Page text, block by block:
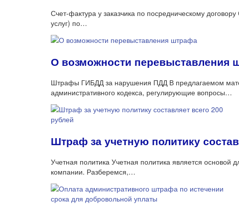
Счет-фактура у заказчика по посредническому
услуг) по…
О возможности перевыставления
Штрафы ГИБДД за нарушения ПДД В предлагаемом
административного кодекса, регулирующие вопросы…
Штраф за учетную политику
Учетная политика Учетная политика является основой
компании. Разберемся,…